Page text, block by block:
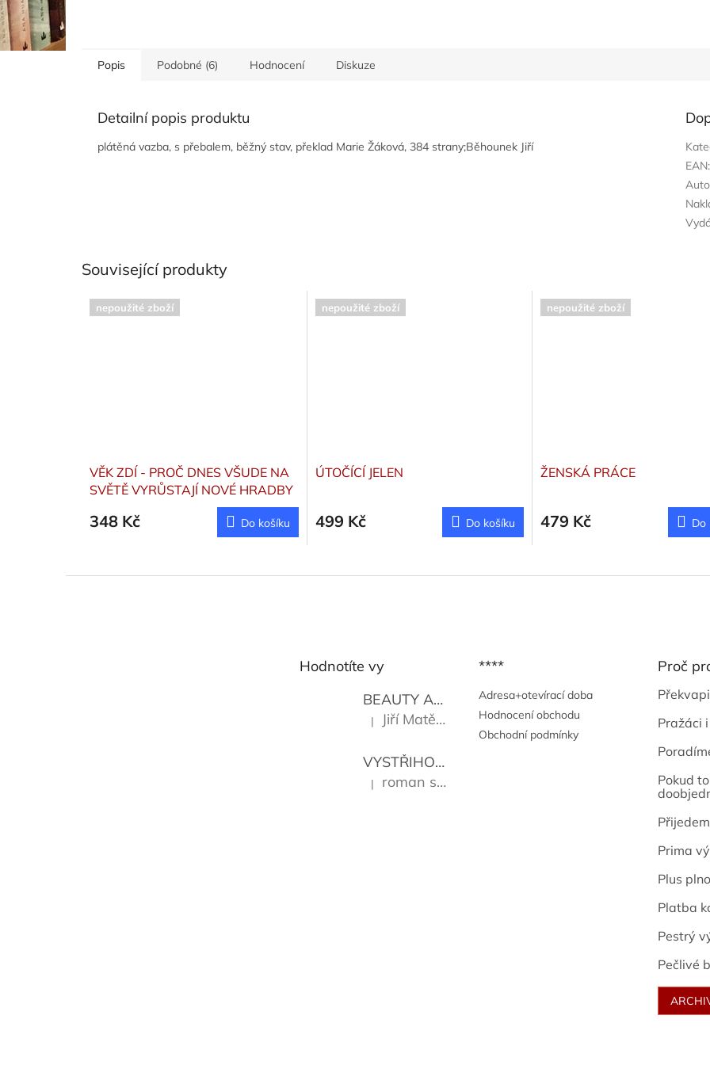
Popis Podobné (6) Hodnocení Diskuze
Detailní popis produktu
plátěná vazba, s přebalem, běžný stav, překlad Marie Žáková, 384 strany;Běhounek Jiří
EAN:
Související produkty
nepoužité zboží
VĚK ZDÍ - PROČ DNES VŠUDE NA
SVĚTĚ VYRŮSTAJÍ NOVÉ HRADBY
348 Kč Do košíku
nepoužité zboží
ÚTOČÍCÍ JELEN
499 Kč Do košíku
nepoužité zboží
ŽENSKÁ PRÁCE
479 Kč Do
Hodnotíte vy
BEAUTY AND THE BEAT
Go Go's
Hodnocení produktu je 5 z 5 hvězdiček.
| Jiří Matějů
VYSTŘIHOVÁNKY - PRAŽSKÉ PAMÁTKY Kropáček
Hodnocení produktu je 5 z 5 hvězdiček.
| roman sekanina
****
Adresa+otevírací doba
Hodnocení obchodu
Obchodní podmínky
Proč
Pražáci
Pokud
Prima
Plus
Platba
Pestrý
Pečlivé